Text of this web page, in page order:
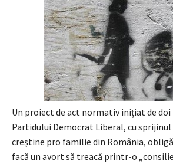
Un proiect de act normativ inițiat de
Partidului Democrat Liberal, cu
creștine pro familie din România,
facă un avort să treacă printr-o